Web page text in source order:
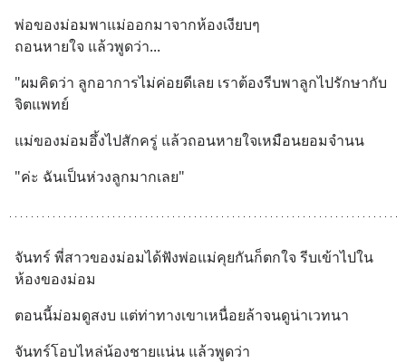
พ่อของม่อมพาแม่ออกมาจากห้องเงียบๆ
ถอนหายใจ แล้วพูดว่า...
"ผมคิดว่า ลูกอาการไม่ค่อยดีเลย เราต้องรีบพาลูกไปรักษากับ
จิตแพทย์
แม่ของม่อมอึ้งไปสักครู่ แล้วถอนหายใจเหมือนยอมจำนน
"ค่ะ ฉันเป็นห่วงลูกมากเลย"
จันทร์ พี่สาวของม่อมได้ฟังพ่อแม่คุยกันก็ตกใจ รีบเข้าไปใน
ห้องของม่อม
ตอนนี้ม่อมดูสงบ แต่ท่าทางเขาเหนื่อยล้าจนดูน่าเวทนา
จันทร์โอบไหล่น้องชายแน่น แล้วพูดว่า